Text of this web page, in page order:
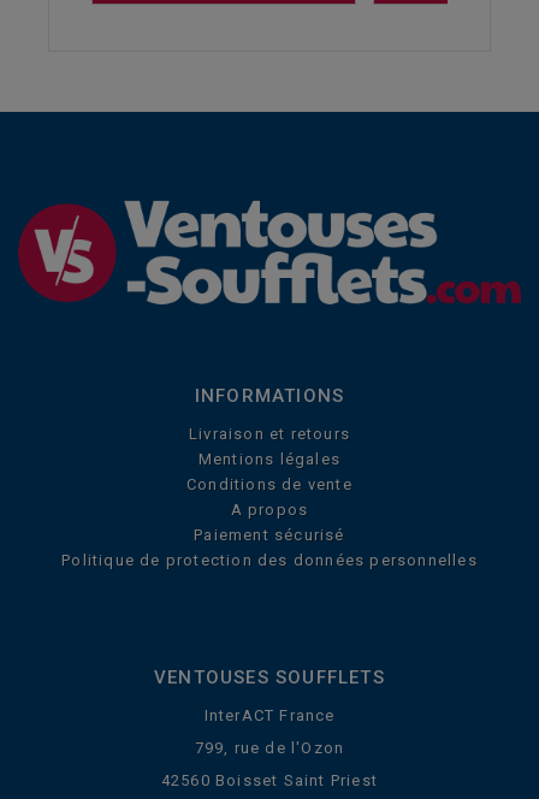
INFORMATIONS
Livraison et retours
Mentions légales
Conditions de vente
A propos
Paiement sécurisé
Politique de protection des données personnelles
VENTOUSES SOUFFLETS
InterACT France
799, rue de l'Ozon
42560 Boisset Saint Priest